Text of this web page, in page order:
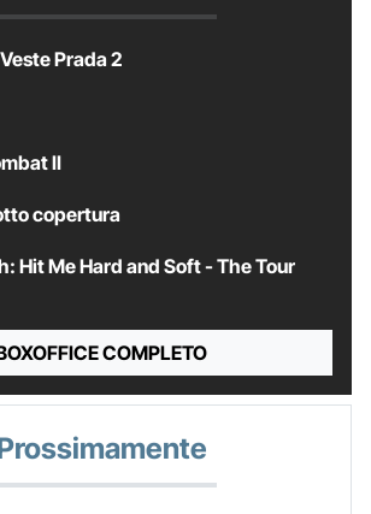
Prada 2
II
copertura
Hit Me Hard and Soft - The Tour
COMPLETO